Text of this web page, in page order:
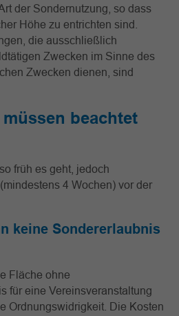
der Sondernutzung, so dass
Höhe zu entrichten sind.
die ausschließlich
Zwecken im Sinne des
Zwecken dienen, sind
beachtet
früh es geht, jedoch
4 Wochen) vor der
keine Sondererlaubnis
Fläche ohne
für eine Vereinsveranstaltung
Ordnungswidrigkeit. Die Kosten